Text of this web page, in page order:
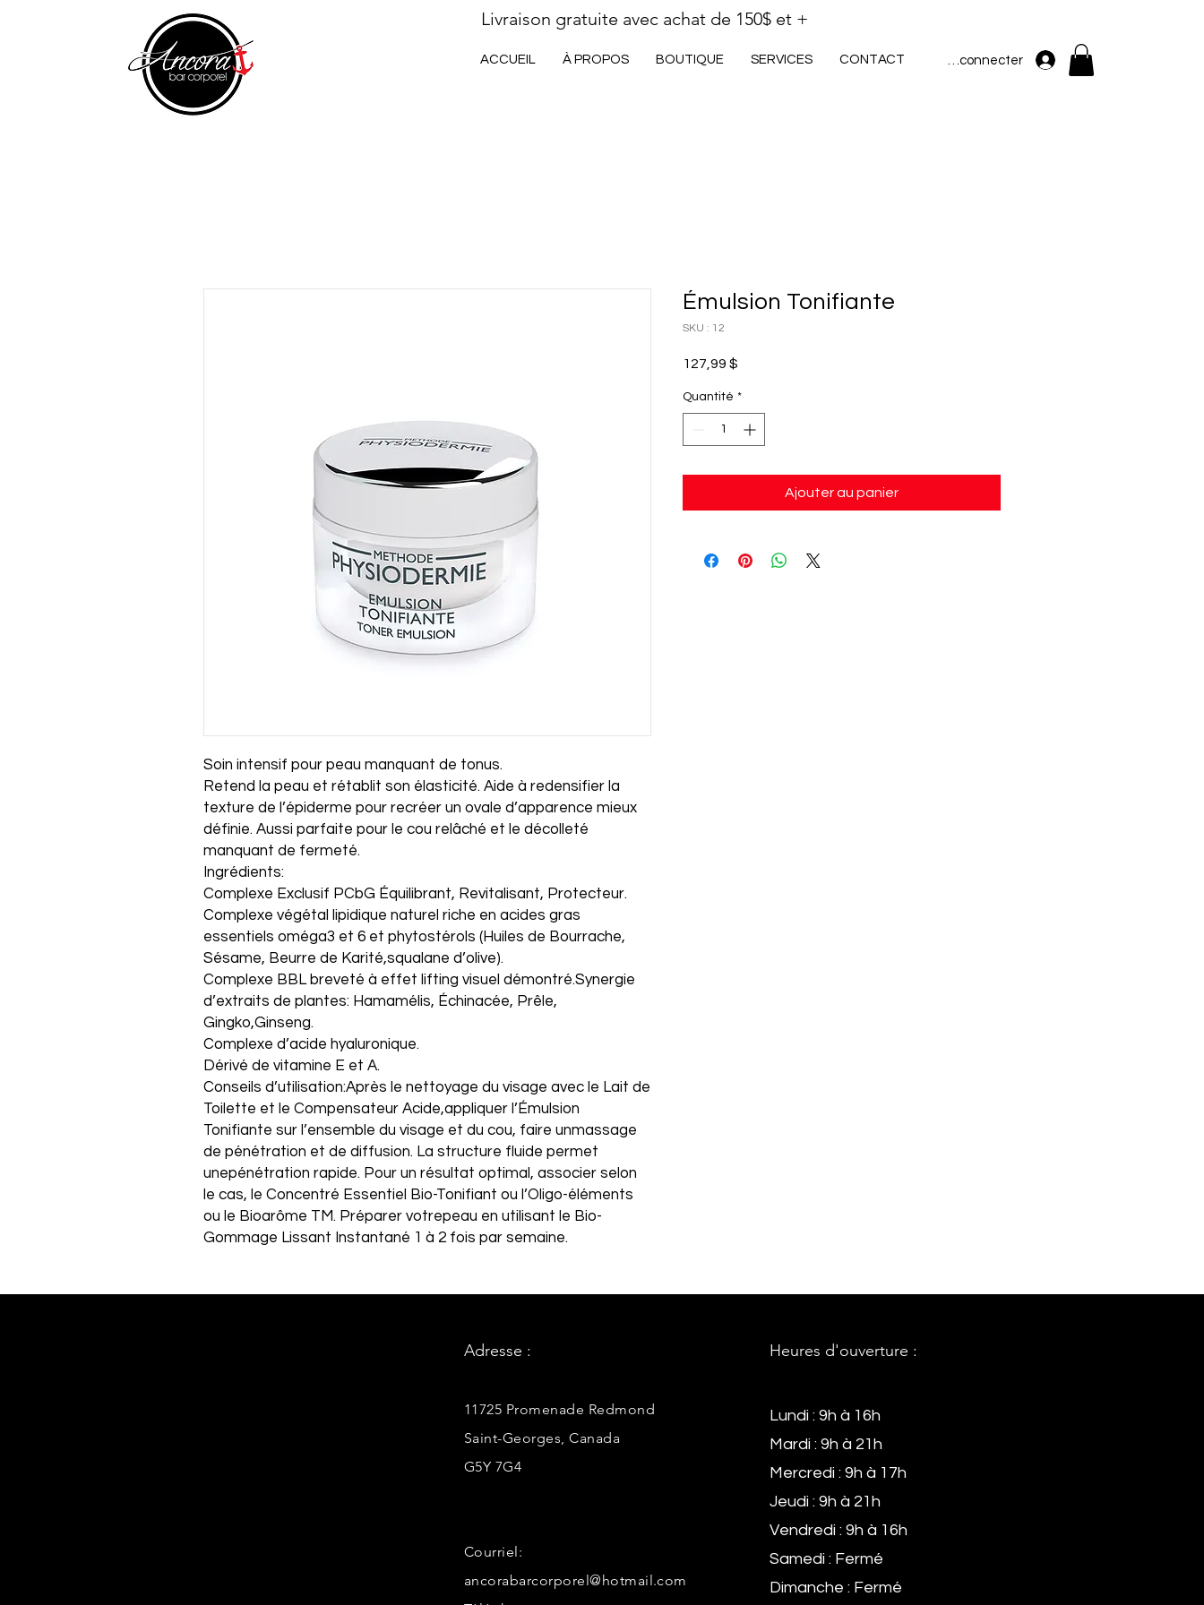
Livraison gratuite avec achat de 150$ et +
ACCUEIL À PROPOS BOUTIQUE SERVICES CONTACT Se connecter
Soin intensif pour peau manquant de tonus.
Retend la peau et rétablit son élasticité. Aide à redensifier la
texture de l’épiderme pour recréer un ovale d’apparence mieux
définie. Aussi parfaite pour le cou relâché et le décolleté
manquant de fermeté.
Ingrédients:
Complexe Exclusif PCbG Équilibrant, Revitalisant, Protecteur.
Complexe végétal lipidique naturel riche en acides gras
essentiels oméga3 et 6 et phytostérols (Huiles de Bourrache,
Sésame, Beurre de Karité,squalane d’olive).
Complexe BBL breveté à effet lifting visuel démontré.Synergie
d’extraits de plantes: Hamamélis, Échinacée, Prêle,
Gingko,Ginseng.
Complexe d’acide hyaluronique.
Dérivé de vitamine E et A.
Conseils d’utilisation:Après le nettoyage du visage avec le Lait de
Toilette et le Compensateur Acide,appliquer l’Émulsion
Tonifiante sur l’ensemble du visage et du cou, faire unmassage
de pénétration et de diffusion. La structure fluide permet
unepénétration rapide. Pour un résultat optimal, associer selon
le cas, le Concentré Essentiel Bio-Tonifiant ou l’Oligo-éléments
ou le Bioarôme TM. Préparer votrepeau en utilisant le Bio-
Gommage Lissant Instantané 1 à 2 fois par semaine.
Émulsion Tonifiante
SKU : 12
127,99 $
Quantité *
Ajouter au panier
Adresse :
11725 Promenade Redmond
Saint-Georges, Canada
G5Y 7G4
Courriel:
ancorabarcorporel@hotmail.com
Heures d'ouverture :
Lundi : 9h à 16h
Mardi : 9h à 21h
Mercredi : 9h à 17h
Jeudi : 9h à 21h
Vendredi : 9h à 16h
Samedi : Fermé
Dimanche : Fermé